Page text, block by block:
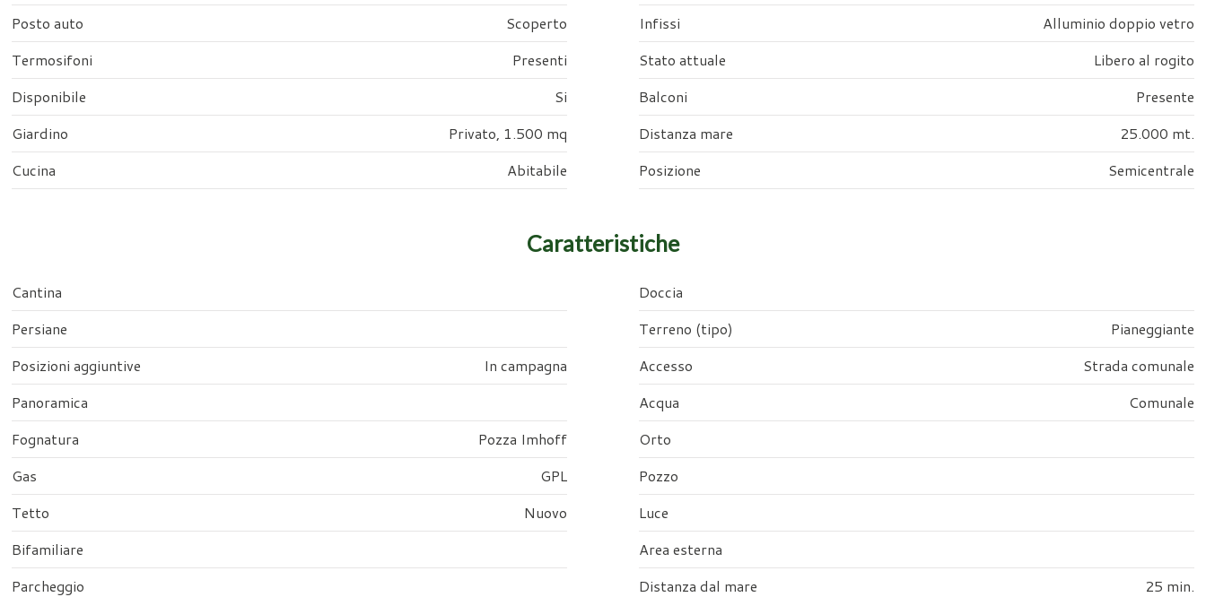
Posto auto
Scoperto Infissi
Alluminio doppio vetro
Termosifoni
Presenti Stato attuale
Libero al rogito
Disponibile
Si Balconi
Presente
Giardino
Privato, 1.500 mq Distanza mare
25.000 mt.
Cucina
Abitabile Posizione Semicentrale
Caratteristiche
Cantina
Doccia
Persiane
Terreno (tipo)
Pianeggiante
Posizioni aggiuntive
In campagna Accesso
Strada comunale
Panoramica
Acqua
Comunale
Fognatura
Pozza Imhoff
Orto
Gas
GPL
Pozzo
Tetto
Nuovo
Luce
Bifamiliare
Area esterna
Parcheggio
Distanza dal mare
25 min.